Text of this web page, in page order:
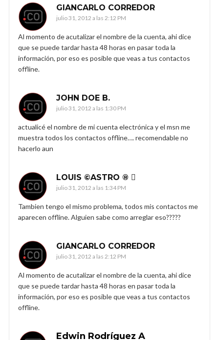
GIANCARLO CORREDOR
julio 31, 2012 a las 2:12 PM
Al momento de acutalizar el nombre de la cuenta, ahi dice
que se puede tardar hasta 48 horas en pasar toda la
información, por eso es posible que veas a tus contactos
offline.
JOHN DOE B.
julio 31, 2012 a las 1:30 PM
actualicé el nombre de mi cuenta electrónica y el msn me
muestra todos los contactos offline…. recomendable no
hacerlo aun
LOUIS ©ASTRO ® 
julio 31, 2012 a las 1:34 PM
Tambien tengo el mismo problema, todos mis contactos me
aparecen offline. Alguien sabe como arreglar eso?????
GIANCARLO CORREDOR
julio 31, 2012 a las 2:12 PM
Al momento de acutalizar el nombre de la cuenta, ahi dice
que se puede tardar hasta 48 horas en pasar toda la
información, por eso es posible que veas a tus contactos
offline.
Edwin Rodríguez A